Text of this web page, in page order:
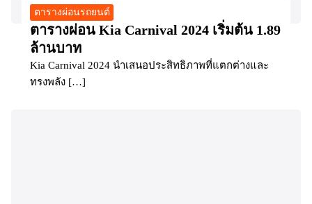
ตารางผ่อนรถยนต์
ตารางผ่อน Kia Carnival 2024 เริ่มต้น 1.89
ล้านบาท
Kia Carnival 2024 นำเสนอประสิทธิภาพที่แตกต่างและ
ทรงพลัง […]